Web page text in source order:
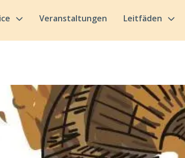
Veranstaltungen Leitfäden